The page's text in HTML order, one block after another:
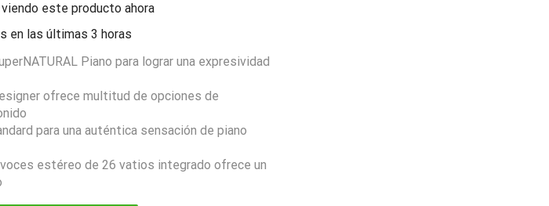
este producto ahora
en las últimas 3 horas
Piano para lograr una expresividad
ofrece multitud de opciones de
para una auténtica sensación de piano
estéreo de 26 vatios integrado ofrece un